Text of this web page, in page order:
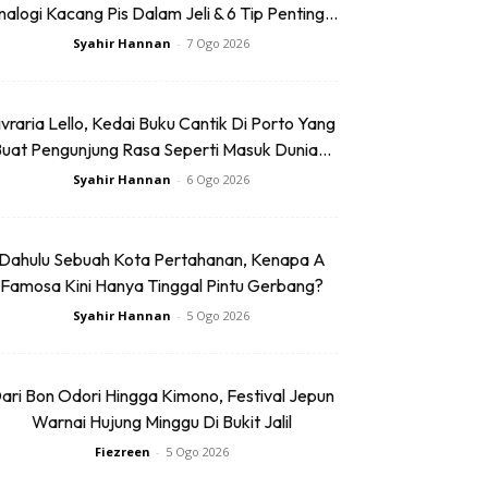
Kacang Pis Dalam Jeli & 6 Tip Penting...
Syahir Hannan - 7 Ogo 2026
Lello, Kedai Buku Cantik Di Porto Yang
Pengunjung Rasa Seperti Masuk Dunia...
Syahir Hannan - 6 Ogo 2026
Sebuah Kota Pertahanan, Kenapa A
Famosa Kini Hanya Tinggal Pintu Gerbang?
Syahir Hannan - 5 Ogo 2026
Bon Odori Hingga Kimono, Festival Jepun
Warnai Hujung Minggu Di Bukit Jalil
Fiezreen - 5 Ogo 2026